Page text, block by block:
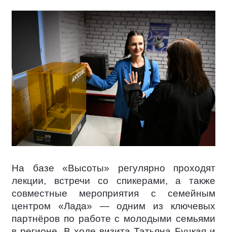
На базе «Высоты» регулярно проходят
лекции, встречи со спикерами, а также
совместные мероприятия с семейным
центром «Лада» — одним из ключевых
партнёров по работе с молодыми семьями